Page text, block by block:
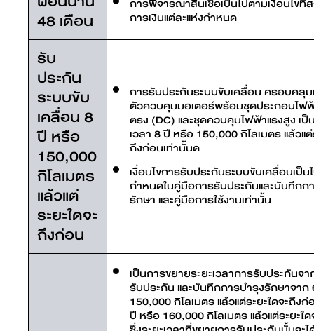
48 เดือน การเงินแต่ละแห่งกำหนด
รับ
ประกัน
ระบบขับ
เคลื่อน 8
ปี หรือ
150,000
กิโลเมตร
แล้วแต่
ระยะใดจะ
ถึงก่อน
การรับประกันระบบขับเคลื่อน ครอบคลุ
ตัวควบคุมมอเตอร์พร้อมชุดประกอบไฟ
ตรง (DC) และชุดควบคุมไฟฟ้าแรงสูง เป็
เวลา 8 ปี หรือ 150,000 กิโลเมตร แล้วแต่
ถึงก่อนเท่านั้นด
เงื่อนไขการรับประกันระบบขับเคลื่อนเป็
กำหนดในคู่มือการรับประกันและบันทึกก
รักษา และคู่มือการใช้งานเท่านั้น
เป็นการขยายระยะเวลาการรับประกันจ
รับประกัน และบันทึกการบำรุงรักษาจาก
150,000 กิโลเมตร แล้วแต่ระยะใดจะถึงก่
ปี หรือ 160,000 กิโลเมตร แล้วแต่ระยะใ